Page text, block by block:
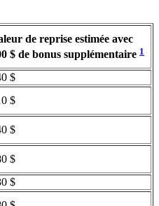
de reprise estimée avec
$ de bonus supplémentaire 1
$
$
$
$
$